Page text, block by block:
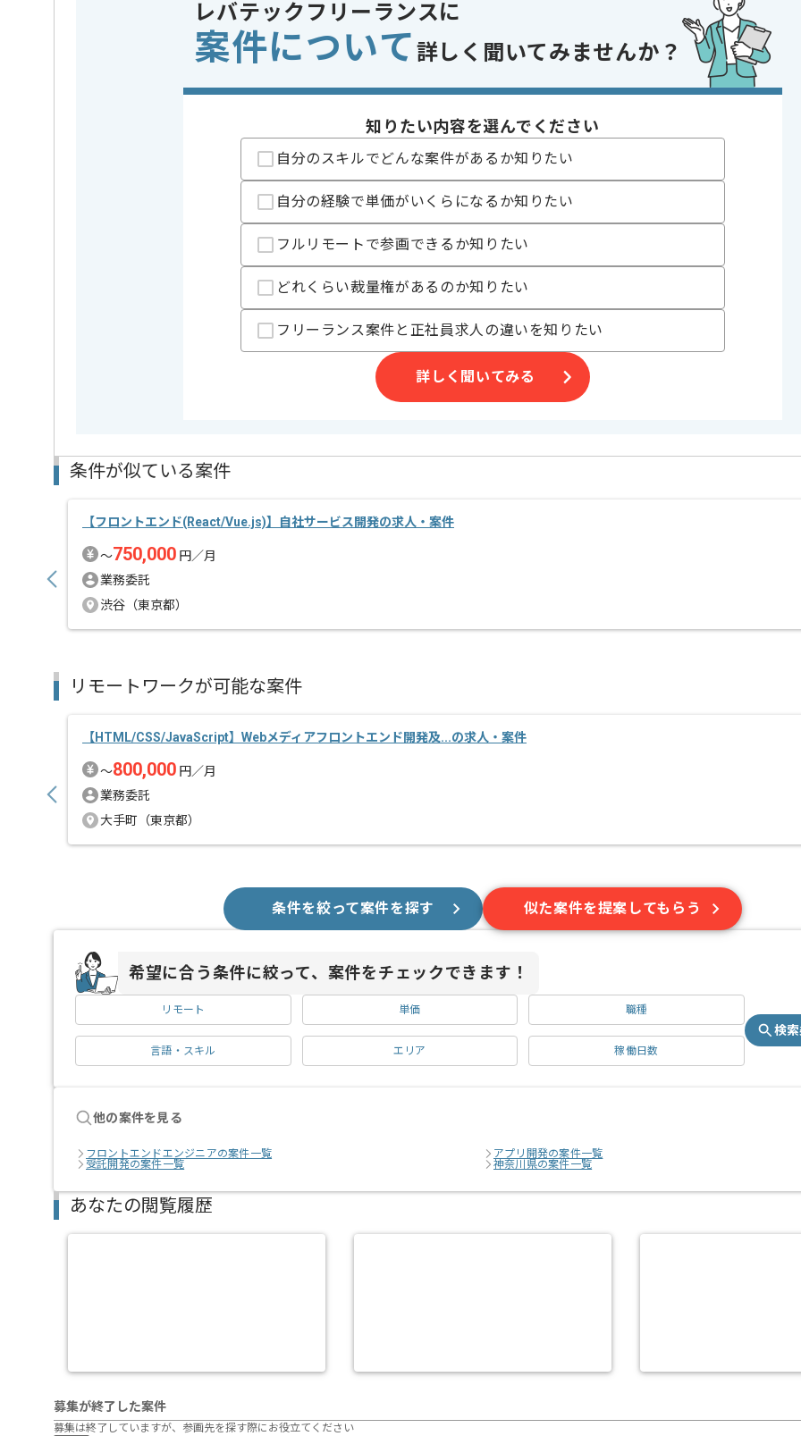
この案件のポイント 業務内容
アプリ開発 , 受託開発
特徴
20代活躍中 , 30代活躍中 , 40代活躍中 , 長期プロジェクト , BtoB向け , 参画実績あ
的 , 上流工程の仕事
高還元SES事業、ITフリーランスエージェント事業等を展開しており、
レバテックの実績がある企業の案件でございます。
今回はアプリケーション設計案件に携わっていただきます。
フロントエンドエンジニアとしての実務経験を活かしたい方にお勧めです。
基本的には常駐での作業を見込んでおります。
チームでの開発が得意な方にマッチします。
レバテックフリーランスに
案件について 詳しく聞いてみませんか？
知りたい内容を選んでください
自分のスキルでどんな案件があるか知りたい
自分の経験で単価がいくらになるか知りたい
フルリモートで参画できるか知りたい
どれくらい裁量権があるのか知りたい
フリーランス案件と正社員求人の違いを知りたい
詳しく聞いてみる
条件が似ている案件
【フロントエンド(React/Vue.js)】自社サービス開発の求人・案件
〜750,000 円／月
業務委託
渋谷（東京都）
リモートワークが可能な案件
【HTML/CSS/JavaScript】Webメディアフロントエンド開発及...の求人・案件
〜800,000 円／月
業務委託
大手町（東京都）
条件を絞って案件を探す 似た案件を提案してもらう
希望に合う条件に絞って、案件をチェックできます！
リモート 単価 職種
言語・スキル エリア 稼働日数
検
他の案件を見る
フロントエンドエンジニアの案件一覧
アプリ開発の案件一覧
受託開発の案件一覧
神奈川県の案件一覧
あなたの閲覧履歴
募集が終了した案件
募集は終了していますが、参画先を探す際にお役立てください